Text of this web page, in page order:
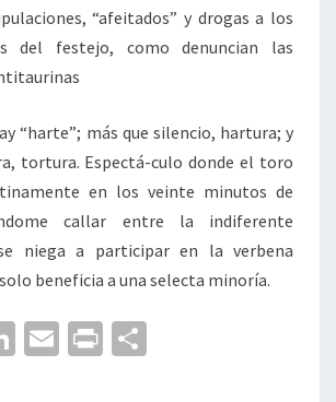
“afeitados” y drogas a los
del festejo, como denuncian las
“harte”; más que silencio, hartura; y
tortura. Espectá-culo donde el toro
en los veinte minutos de
callar entre la indiferente
niega a participar en la verbena
beneficia a una selecta minoría.
Li
E
Pr